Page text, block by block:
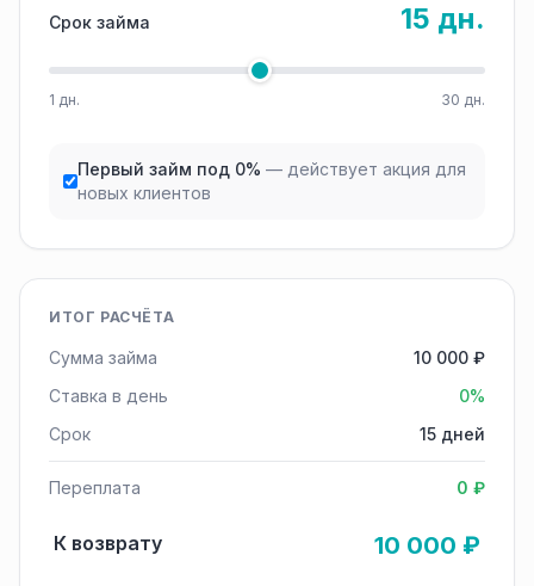
Срок займа 15 дн.
1 дн. 30 дн.
Первый займ под 0% — действует акция для
новых клиентов
ИТОГ РАСЧЁТА
Сумма займа
10 000 ₽
Ставка в день
0%
Срок
15 дней
Переплата 0 ₽
К возврату 10 000 ₽